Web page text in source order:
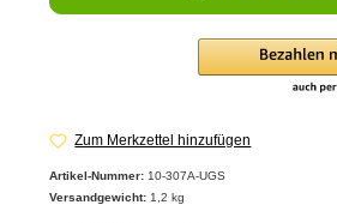
Zum Merkzettel hinzufügen
Artikel-Nummer: 10-307A-UGS
Versandgewicht: 1,2 kg